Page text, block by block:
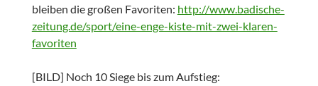
bleiben die großen Favoriten: http://www.badische-
zeitung.de/sport/eine-enge-kiste-mit-zwei-klaren-
favoriten
[BILD] Noch 10 Siege bis zum Aufstieg: